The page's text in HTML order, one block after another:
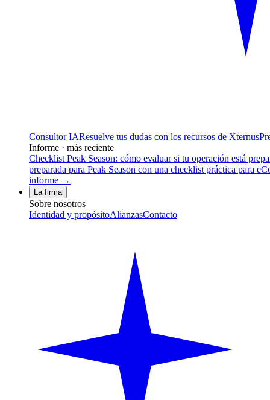
Consultor IAResuelve tus dudas con los recursos de Xternus
Informe · más reciente
Checklist Peak Season: cómo evaluar si tu operación está
preparada para Peak Season con una checklist práctica para
informe →
La firma
Sobre nosotros
Identidad y propósitoAlianzasContacto